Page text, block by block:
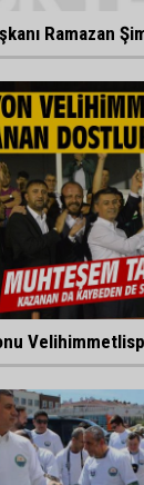
Ramazan